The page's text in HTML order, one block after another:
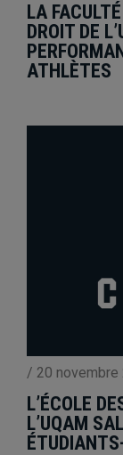
LA
DROIT DE
ATHLÈTES
/ 20 novembre
L’ÉCOLE
L’UQAM